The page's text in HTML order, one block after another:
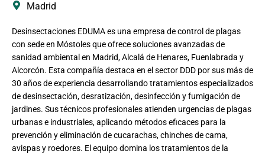
Madrid
Desinsectaciones EDUMA es una empresa de control de plagas
con sede en Móstoles que ofrece soluciones avanzadas de
sanidad ambiental en Madrid, Alcalá de Henares, Fuenlabrada y
Alcorcón. Esta compañía destaca en el sector DDD por sus más de
30 años de experiencia desarrollando tratamientos especializados
de desinsectación, desratización, desinfección y fumigación de
jardines. Sus técnicos profesionales atienden urgencias de plagas
urbanas e industriales, aplicando métodos eficaces para la
prevención y eliminación de cucarachas, chinches de cama,
avispas y roedores. El equipo domina los tratamientos de la